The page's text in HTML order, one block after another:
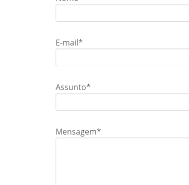
E-mail*
Assunto*
Mensagem*